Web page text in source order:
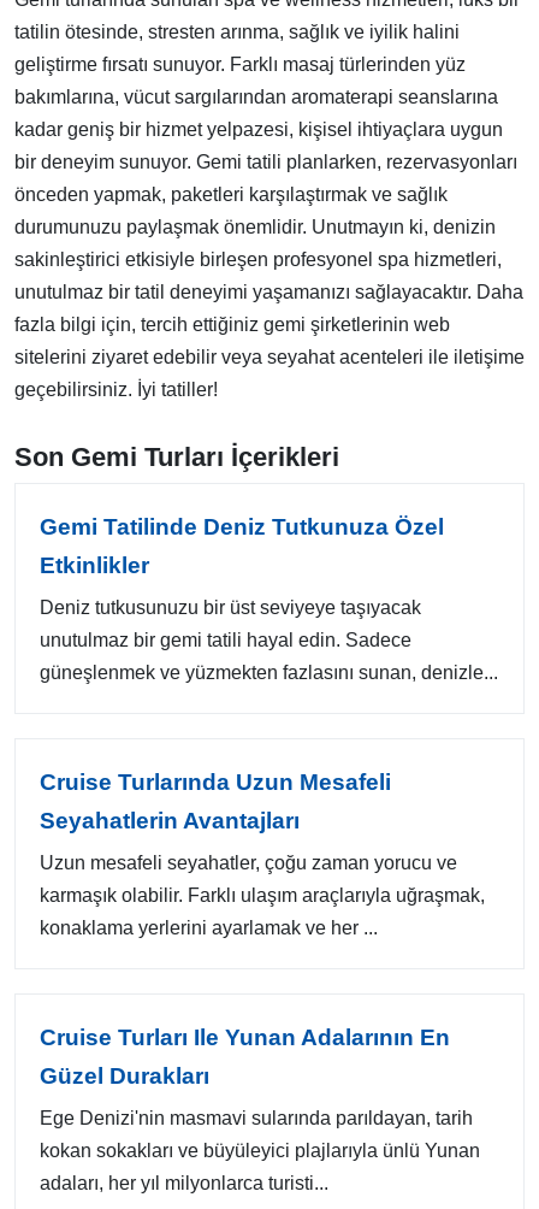
tatilin ötesinde, stresten arınma, sağlık ve iyilik halini
geliştirme fırsatı sunuyor. Farklı masaj türlerinden yüz
bakımlarına, vücut sargılarından aromaterapi seanslarına
kadar geniş bir hizmet yelpazesi, kişisel ihtiyaçlara uygun
bir deneyim sunuyor. Gemi tatili planlarken, rezervasyonları
önceden yapmak, paketleri karşılaştırmak ve sağlık
durumunuzu paylaşmak önemlidir. Unutmayın ki, denizin
sakinleştirici etkisiyle birleşen profesyonel spa hizmetleri,
unutulmaz bir tatil deneyimi yaşamanızı sağlayacaktır. Daha
fazla bilgi için, tercih ettiğiniz gemi şirketlerinin web
sitelerini ziyaret edebilir veya seyahat acenteleri ile iletişime
geçebilirsiniz. İyi tatiller!
Son Gemi Turları İçerikleri
Gemi Tatilinde Deniz Tutkunuza Özel
Etkinlikler
Deniz tutkusunuzu bir üst seviyeye taşıyacak
unutulmaz bir gemi tatili hayal edin. Sadece
güneşlenmek ve yüzmekten fazlasını sunan, denizle...
Cruise Turlarında Uzun Mesafeli
Seyahatlerin Avantajları
Uzun mesafeli seyahatler, çoğu zaman yorucu ve
karmaşık olabilir. Farklı ulaşım araçlarıyla uğraşmak,
konaklama yerlerini ayarlamak ve her ...
Cruise Turları Ile Yunan Adalarının En
Güzel Durakları
Ege Denizi'nin masmavi sularında parıldayan, tarih
kokan sokakları ve büyüleyici plajlarıyla ünlü Yunan
adaları, her yıl milyonlarca turisti...